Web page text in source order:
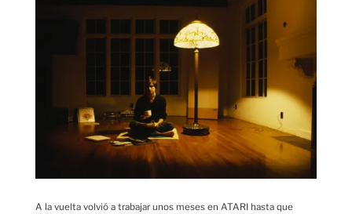
A la vuelta volvió a trabajar unos meses en ATARI hasta que